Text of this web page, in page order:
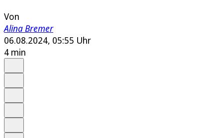
Von
Alina Bremer
06.08.2024, 05:55 Uhr
4 min